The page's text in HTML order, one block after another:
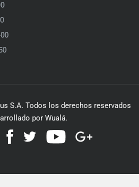
S.A. Todos los derechos reservados
por Wualá.